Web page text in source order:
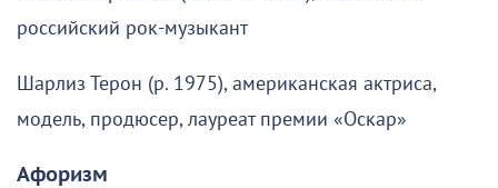
российский рок-музыкант
Шарлиз Терон (р. 1975), американская актриса,
модель, продюсер, лауреат премии «Оскар»
Афоризм